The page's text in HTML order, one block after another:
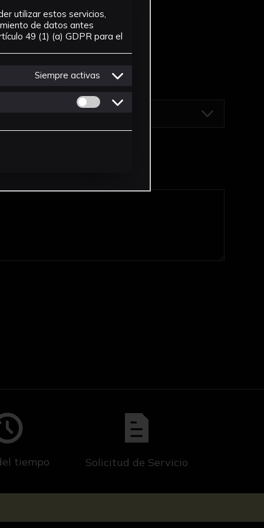
tiempo Solicitud de Servicio
utilizar estos servicios,
de datos antes
49 (1) (a) GDPR para el
Siempre activas
Permitir cookies de Personalizacion